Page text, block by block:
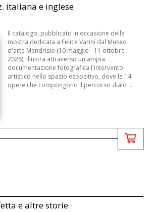
italiana e inglese
Il catalogo, pubblicato in occasione della
mostra dedicata a Felice Varini dal Museo
d'arte Mendrisio (10 maggio - 11 ottobre
2026), illustra attraverso un'ampia
documentazione fotografica l'intervento
artistico nello spazio espositivo, dove le 14
opere che compongono il percorso dialo ...
e altre storie